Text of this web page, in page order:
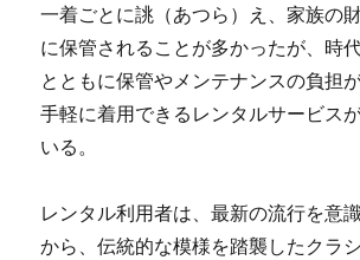
一着ごとに誂（あつら）え、家族の
に保管されることが多かったが、時
とともに保管やメンテナンスの負担
手軽に着用できるレンタルサービス
いる。
レンタル利用者は、最新の流行を意
から、伝統的な模様を踏襲したクラ